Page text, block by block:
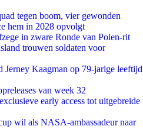
tegen boom, vier gewonden
hem in 2028 opvolgt
in zware Ronde van Polen-rit
trouwen soldaten voor
Jerney Kaagman op 79-jarige leeftijd
van week 32
early access tot uitgebreide
wil als NASA-ambassadeur naar